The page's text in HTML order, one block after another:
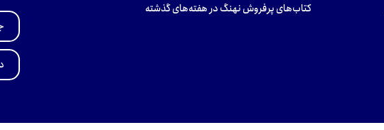
کتاب‌های پرفروش نهنگ در هفته‌های گذشته